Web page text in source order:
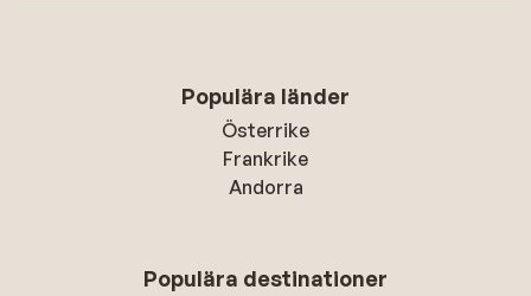
Populära länder
Österrike
Frankrike
Andorra
Populära destinationer